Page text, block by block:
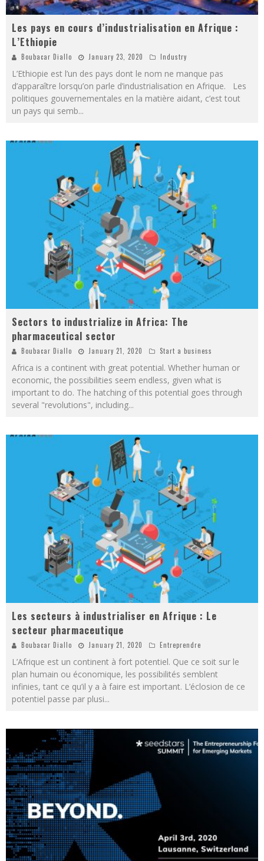
Les pays en cours d’industrialisation en Afrique :
L’Ethiopie
Boubacar Diallo January 23, 2020 Industry
L’Ethiopie est l’un des pays dont le nom ne manque pas
d’apparaître lorsqu’on parle d’industrialisation en Afrique. Les
politiques gouvernementales en la matière aidant, c’est tout
un pays qui semb...
Sectors to industrialize in Africa: The
pharmaceutical sector
Boubacar Diallo January 21, 2020 Start a business
Africa is a continent with great potential. Whether human or
economic, the possibilities seem endless, given what is
important to do. The hatching of this potential goes through
several "revolutions", including...
Les secteurs à industrialiser en Afrique : Le
secteur pharmaceutique
Boubacar Diallo January 21, 2020 Entreprendre
L’Afrique est un continent à fort potentiel. Que ce soit sur le
plan humain ou économique, les possibilités semblent
infinies, tant ce qu’il y a à faire est important. L’éclosion de ce
potentiel passe par plusi...